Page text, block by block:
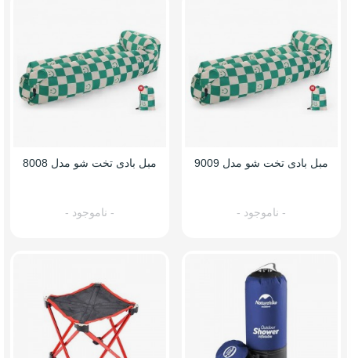
مبل بادی تخت شو مدل 9009
- ناموجود -
مبل بادی تخت شو مدل 8008
- ناموجود -